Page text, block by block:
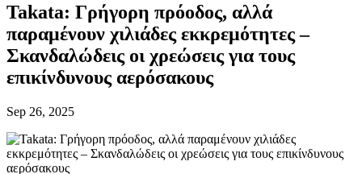
Takata: Γρήγορη πρόοδος, αλλά
παραμένουν χιλιάδες εκκρεμότητες –
Σκανδαλώδεις οι χρεώσεις για τους
επικίνδυνους αερόσακους
Sep 26, 2025